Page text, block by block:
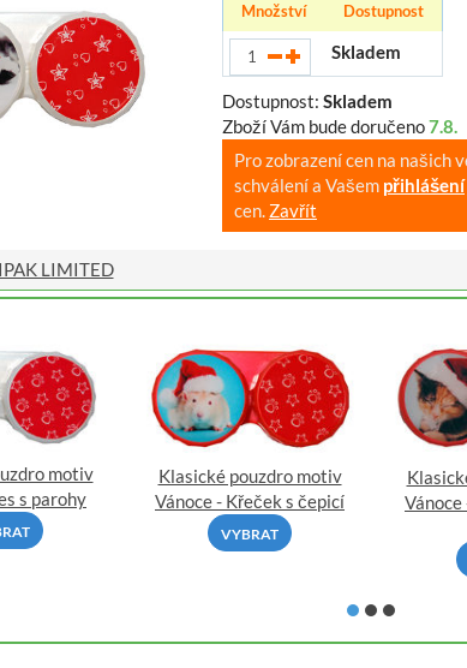
Množství Dostupnost
Skladem
Dostupnost: Skladem
Zboží Vám bude doručeno7.8.
Pro zobrazení cen na našich
schválení a Vašem přihlášení
cen. Zavřít
LIMITED
motiv
s parohy
Klasické pouzdro motiv
Vánoce - Křeček s čepicí
VYBRAT